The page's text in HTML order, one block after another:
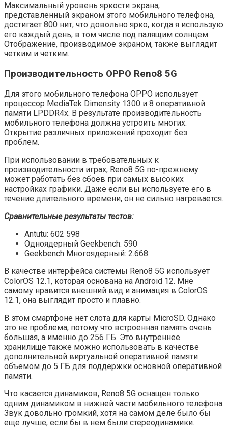
Максимальный уровень яркости экрана,
представленный экраном этого мобильного телефона,
достигает 800 нит, что довольно ярко, когда я использую
его каждый день, в том числе под палящим солнцем.
Отображение, производимое экраном, также выглядит
четким и четким.
Производительность OPPO Reno8 5G
Для этого мобильного телефона OPPO использует
процессор MediaTek Dimensity 1300 и 8 оперативной
памяти LPDDR4x. В результате производительность
мобильного телефона должна устроить многих.
Открытие различных приложений проходит без
проблем.
При использовании в требовательных к
производительности играх, Reno8 5G по-прежнему
может работать без сбоев при самых высоких
настройках графики. Даже если вы используете его в
течение длительного времени, он не сильно нагревается.
Сравнительные результаты тестов:
Antutu: 602 598
Одноядерный Geekbench: 590
Geekbench Многоядерный: 2.668
В качестве интерфейса системы Reno8 5G использует
ColorOS 12.1, которая основана на Android 12. Мне
самому нравится внешний вид и анимация в ColorOS
12.1, она выглядит просто и плавно.
В этом смартфоне нет слота для карты MicroSD. Однако
это не проблема, потому что встроенная память очень
большая, а именно до 256 ГБ. Это внутреннее
хранилище также можно использовать в качестве
дополнительной виртуальной оперативной памяти
объемом до 5 ГБ для поддержки основной оперативной
памяти.
Что касается динамиков, Reno8 5G оснащен только
одним динамиком в нижней части мобильного телефона.
Звук довольно громкий, хотя на самом деле было бы
еще лучше, если бы в нем были стереодинамики.